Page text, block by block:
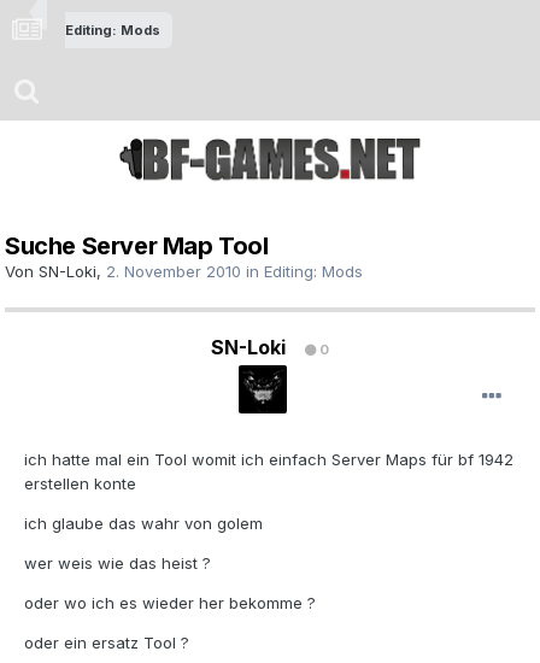
Editing: Mods
Suche Server Map Tool
Von SN-Loki, 2. November 2010 in Editing: Mods
SN-Loki 0
ich hatte mal ein Tool womit ich einfach Server Maps für bf 1942
erstellen konte
ich glaube das wahr von golem
wer weis wie das heist ?
oder wo ich es wieder her bekomme ?
oder ein ersatz Tool ?